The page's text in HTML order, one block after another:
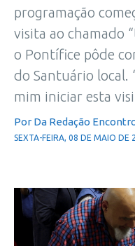
programação
visita ao chamado
o Pontífice pôde
do Santuário local.
mim iniciar esta
Por Da Redação
SEXTA-FEIRA, 08 DE MAIO DE